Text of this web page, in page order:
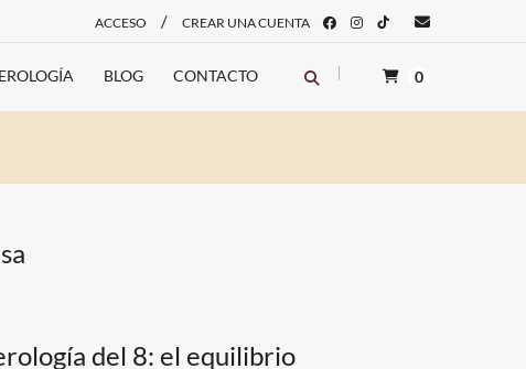
ACCESO / CREAR UNA CUENTA
BLOG CONTACTO 0
del 8: el equilibrio